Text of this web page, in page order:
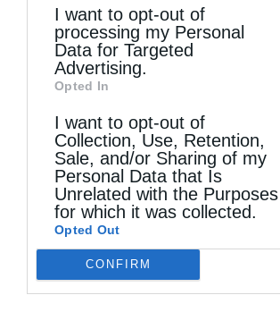
disclose it to other third parties.
I want to opt-out of
processing my Personal
Data for Targeted
Advertising.
Opted In
I want to opt-out of
Collection, Use, Retention,
Sale, and/or Sharing of my
Personal Data that Is
Unrelated with the Purposes
for which it was collected.
Opted Out
CONFIRM
Ελληνικός Ερυθρός Σταυρός: Τι
περιέχει ένα φαρμακείο διακοπών
Η πανήγυρις της Μεταμορφώσεως
στη Θεσσαλονίκη
Όταν είσαι ευλαβής